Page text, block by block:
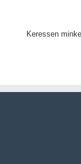
Keressen